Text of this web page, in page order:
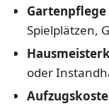
Gartenpflege
Spielplätzen,
oder